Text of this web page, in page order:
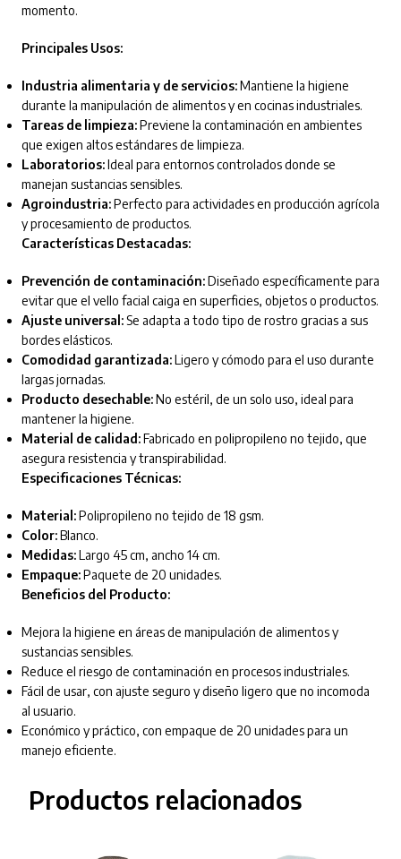
momento.
Principales Usos:
Industria alimentaria y de servicios:Mantiene la higiene
durante la manipulación de alimentos y en cocinas industriales.
Tareas de limpieza:Previene la contaminación en ambientes
que exigen altos estándares de limpieza.
Laboratorios:Ideal para entornos controlados donde se
manejan sustancias sensibles.
Agroindustria:Perfecto para actividades en producción agrícola
y procesamiento de productos.
Características Destacadas:
Prevención de contaminación:Diseñado específicamente para
evitar que el vello facial caiga en superficies, objetos o productos.
Ajuste universal:Se adapta a todo tipo de rostro gracias a sus
bordes elásticos.
Comodidad garantizada:Ligero y cómodo para el uso durante
largas jornadas.
Producto desechable:No estéril, de un solo uso, ideal para
mantener la higiene.
Material de calidad:Fabricado en polipropileno no tejido, que
asegura resistencia y transpirabilidad.
Especificaciones Técnicas:
Material:Polipropileno no tejido de 18 gsm.
Color:Blanco.
Medidas:Largo 45 cm, ancho 14 cm.
Empaque:Paquete de 20 unidades.
Beneficios del Producto:
Mejora la higiene en áreas de manipulación de alimentos y
sustancias sensibles.
Reduce el riesgo de contaminación en procesos industriales.
Fácil de usar, con ajuste seguro y diseño ligero que no incomoda
al usuario.
Económico y práctico, con empaque de 20 unidades para un
manejo eficiente.
Productos relacionados